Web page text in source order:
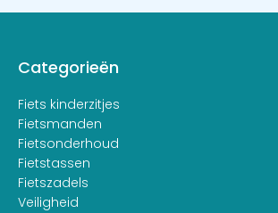
Categorieën
Fiets kinderzitjes
Fietsmanden
Fietsonderhoud
Fietstassen
Fietszadels
Veiligheid